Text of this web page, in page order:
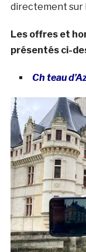
directement sur
Les offres et
présentés ci-
Ch teau